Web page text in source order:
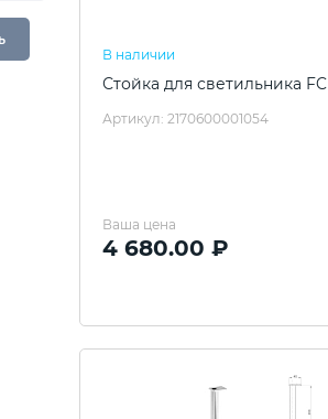
В наличии
Стойка для светильника FC
Артикул: 2170600001054
Ваша цена
4 680.00 ₽